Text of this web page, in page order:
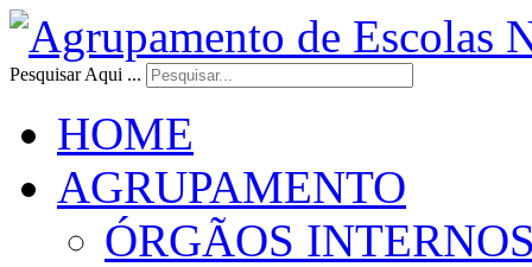
Pesquisar Aqui ...
HOME
AGRUPAMENTO
ÓRGÃOS